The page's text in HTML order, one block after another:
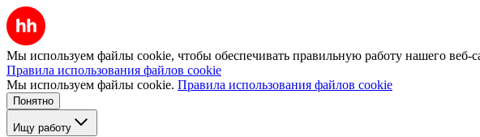
Мы используем файлы cookie, чтобы обеспечивать правильную работу нашего веб-
Правила использования файлов cookie
Мы используем файлы cookie. Правила использования файлов cookie
Понятно
Ищу работу